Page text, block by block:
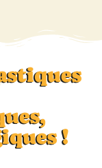
!